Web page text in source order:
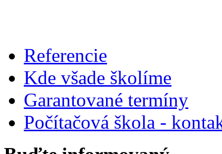
Referencie
Kde všade školíme
Garantované termíny
Počítačová škola -